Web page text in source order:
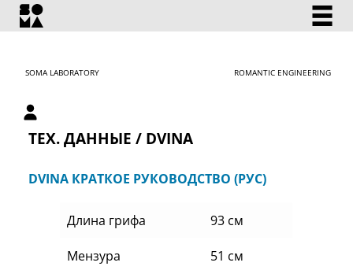
SOMA LABORATORY ROMANTIC ENGINEERING
Личный кабинет
ТЕХ. ДАННЫЕ / DVINA
DVINA КРАТКОЕ РУКОВОДСТВО (РУС)
Длина грифа 93 см
Мензура 51 см